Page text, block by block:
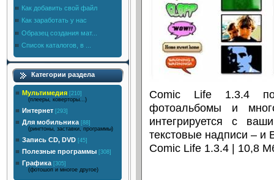
Как добавить свой файл
Как заработать у нас
Образец создания мат...
Список каталогов, в ...
Категории раздела
Мультимедия [210]
(плееры, коверторы...)
Интернет [293]
Для мобильника [88]
(рингтоны, заставки, программы)
Запись CD, DVD [45]
Полезные программы [308]
Графика [305]
(фотошоп и многое другое)
Comic Life 1.3.4
фотоальбомы и
интегрируется с
текстовые надписи – и
Comic Life 1.3.4 | 10,8